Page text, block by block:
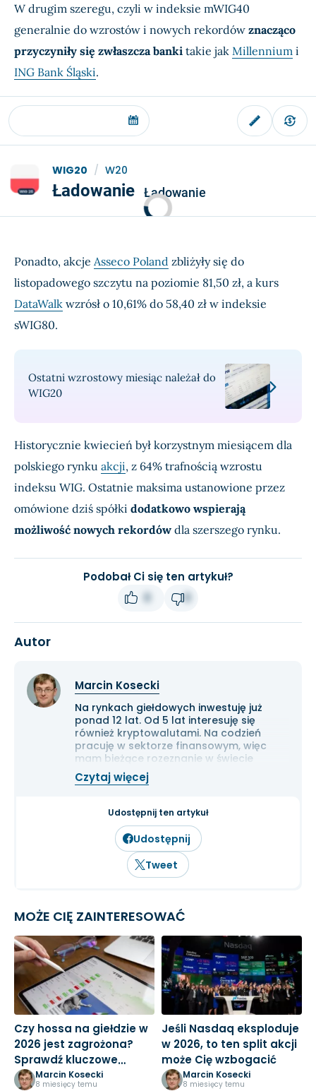
W drugim szeregu, czyli w indeksie mWIG40
generalnie do wzrostów i nowych rekordów znacząco
przyczyniły się zwłaszcza banki takie jak Millennium i
ING Bank Śląski.
WIG20 / W20
Ładowanie Ładowanie
Ponadto, akcje Asseco Poland zbliżyły się do
listopadowego szczytu na poziomie 81,50 zł, a kurs
DataWalk wzrósł o 10,61% do 58,40 zł w indeksie
sWIG80.
Ostatni wzrostowy miesiąc należał do
WIG20
Historycznie kwiecień był korzystnym miesiącem dla
polskiego rynku akcji, z 64% trafnością wzrostu
indeksu WIG. Ostatnie maksima ustanowione przez
omówione dziś spółki dodatkowo wspierają
możliwość nowych rekordów dla szerszego rynku.
Podobał Ci się ten artykuł?
Autor
Marcin Kosecki
Na rynkach giełdowych inwestuję już
ponad 12 lat. Od 5 lat interesuję się
również kryptowalutami. Na codzień
pracuję w sektorze finansowym, więc
mam bieżące rozeznanie w świecie
gospodarki i ekonomii. Cenię przede
wszystkim solidną analizę
inwestowanie długoterminowe.
Czytaj więcej
Udostępnij ten artykuł
Udostępnij
Tweet
MOŻE CIĘ ZAINTERESOWAĆ
Czy hossa na giełdzie w
2026 jest zagrożona?
Sprawdź kluczowe
ryzyka!Marcin Kosecki
8 miesięcy temu
Jeśli Nasdaq eksploduje
w 2026, to ten split akcji
może Cię wzbogacić
Marcin Kosecki
8 miesięcy temu